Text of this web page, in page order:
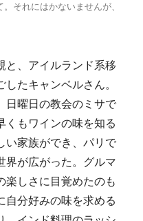
それにはかないませんが、
と、アイルランド系移
たキャンベルさん。
日曜日の教会のミサで
くもワインの味を知る
い家族ができ、パリで
界が広がった。グルマ
楽しさに目覚めたのも
自分好みの味を求める